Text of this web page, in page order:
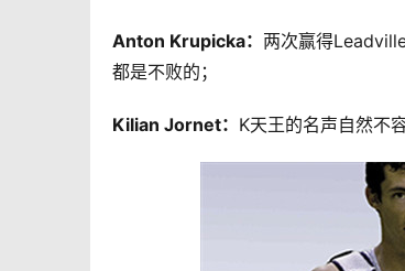
Anton Krupicka： 两次赢得
都是不败的；
Kilian Jornet： K天王的名声自然不